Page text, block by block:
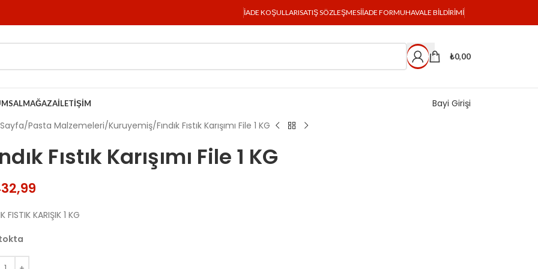
İADE KOŞULLARISATIŞ SÖZLEŞMESIİADE FORMUHAVALE BILDIRIMI
₺0,00
MAĞAZAİLETIŞIM Bayi Girişi
Pasta Malzemeleri Kuruyemiş Fındık Fıstık Karışımı File 1 KG
Fıstık Karışımı File 1 KG
FISTIK KARIŞIK 1 KG